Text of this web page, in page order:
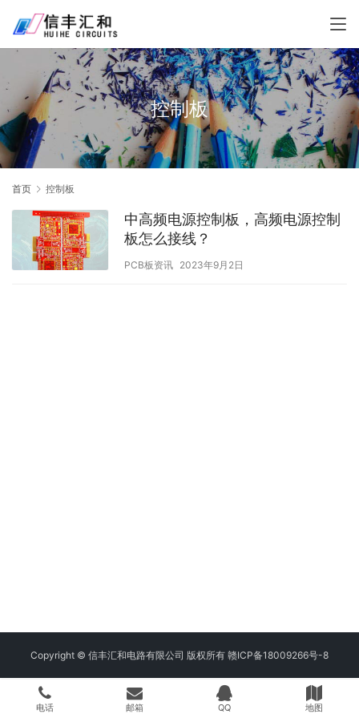
控制板
首页 控制板
中高频电源控制板，高频电源控制
板怎么接线？
PCB板资讯 2023年9月2日
Copyright © 信丰汇和电路有限公司 版权所有 赣ICP备18009266号-8
电话 邮箱 QQ 地图